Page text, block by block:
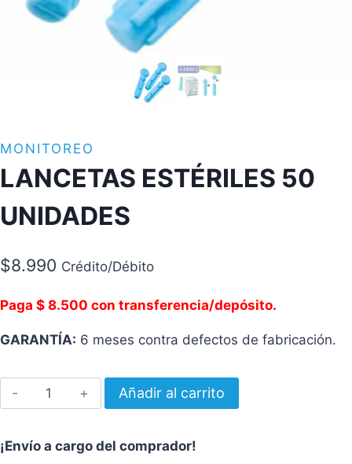
MONITOREO
LANCETAS ESTÉRILES 50
UNIDADES
$8.990 Crédito/Débito
Paga $ 8.500 con transferencia/depósito.
GARANTÍA: 6 meses contra defectos de fabricación.
LANCETAS
ESTÉRILES
UNIDADES
Añadir al carrito
¡Envío a cargo del comprador!